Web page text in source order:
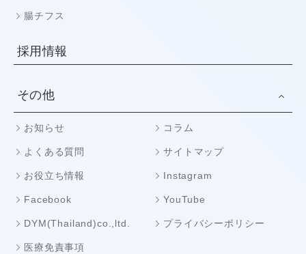
腸チフス
採用情報
その他
お知らせ コラム
よくある質問 サイトマップ
お役立ち情報 Instagram
Facebook YouTube
DYM(Thailand)co.,ltd. プライバシーポリシー
医療免責事項